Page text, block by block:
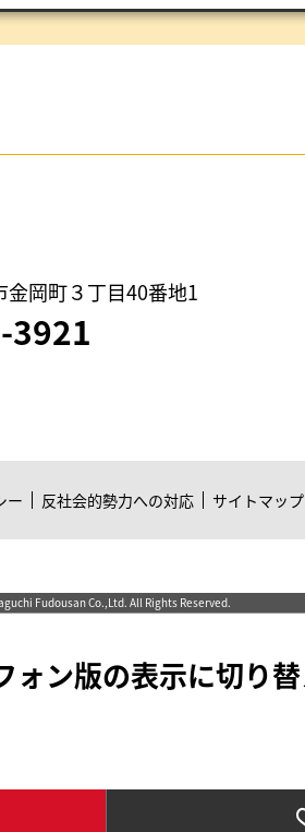
金岡町３丁目40番地1
3921
ー 反社会的勢力への対応 サイトマップ
Fudousan Co.,Ltd. All Rights Reserved.
ォン版の表示に切り